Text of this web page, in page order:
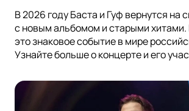
В 2026 году Баста и Гуф вернутся на
с новым альбомом и старыми хитами.
это знаковое событие в мире
Узнайте больше о концерте и его